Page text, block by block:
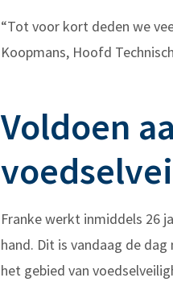
“Tot voor kort deden we
Koopmans, Hoofd
Voldoen
Franke werkt inmiddels 26
hand. Dit is vandaag de
het gebied van